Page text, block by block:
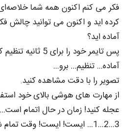
فکر می‌ کنم اکنون همه شما خلاصه‌ای
کرده‌ اید و اکنون می‌ توانید چالش
آماده‌ اید؟
پس تایمر خود را برای 5 ثانیه تنظیم کنید.
آماده… تنظیم… برو…
تصویر را با دقت مشاهده کنید.
از مهارت‌ های هوشی بالای خود
عجله کنید! زمان در حال اتمام است…
3…2…1… ایست! ایست! وقت تمام شد!